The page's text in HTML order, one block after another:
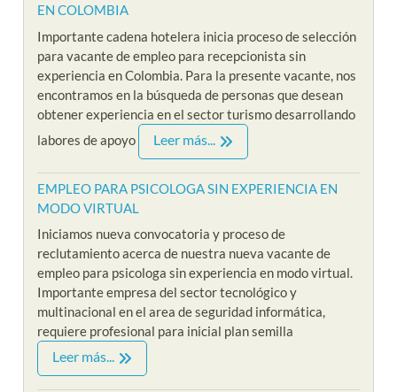
EN COLOMBIA
Importante cadena hotelera inicia proceso de selección
para vacante de empleo para recepcionista sin
experiencia en Colombia. Para la presente vacante, nos
encontramos en la búsqueda de personas que desean
obtener experiencia en el sector turismo desarrollando
labores de apoyo
Leer más...
EMPLEO PARA PSICOLOGA SIN EXPERIENCIA EN
MODO VIRTUAL
Iniciamos nueva convocatoria y proceso de
reclutamiento acerca de nuestra nueva vacante de
empleo para psicologa sin experiencia en modo virtual.
Importante empresa del sector tecnológico y
multinacional en el area de seguridad informática,
requiere profesional para inicial plan semilla
Leer más...